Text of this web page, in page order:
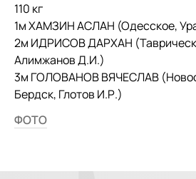
110 кг
1м ХАМЗИН АСЛАН (Одесское,
2м ИДРИСОВ ДАРХАН
Алимжанов Д.И.)
3м ГОЛОВАНОВ ВЯЧЕСЛАВ
Бердск, Глотов И.Р.)
ФОТО